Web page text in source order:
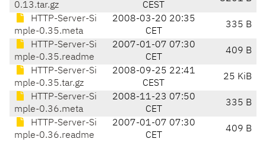
0.13.tar.gz CEST
HTTP-Server-Si
mple-0.35.meta
2008-03-20 20:35
CET
335 B
HTTP-Server-Si
mple-0.35.readme
2007-01-07 07:30
CET
409 B
HTTP-Server-Si
mple-0.35.tar.gz
2008-09-25 22:41
CEST
25 KiB
HTTP-Server-Si
mple-0.36.meta
2008-11-23 07:50
CET
335 B
HTTP-Server-Si
mple-0.36.readme
2007-01-07 07:30
CET
409 B